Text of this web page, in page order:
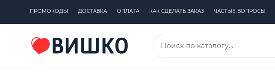
ПРОМОКОДЫ ДОСТАВКА ОПЛАТА КАК СДЕЛАТЬ ЗАКАЗ ЧАСТЫЕ ВОПРОСЫ